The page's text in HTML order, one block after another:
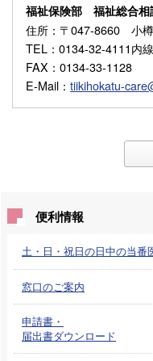
福祉保険部 福祉総合
住所 ：〒047-8660 小
TEL ：0134-32-4111内
FAX ：0134-33-1128
E-Mail ： tiikihokatu-
便利情報
土・日・祝日の日中の当番
窓口のご案内
申請書・
届出書ダウンロード